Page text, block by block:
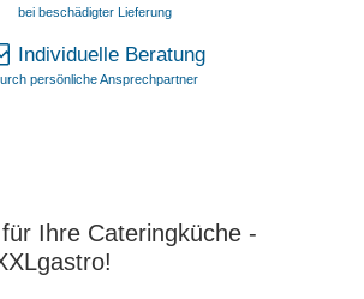
bei beschädigter Lieferung
Individuelle Beratung
persönliche Ansprechpartner
Ihre Cateringküche -